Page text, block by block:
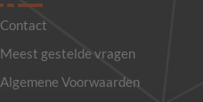
Contact
Meest gestelde vragen
Algemene Voorwaarden